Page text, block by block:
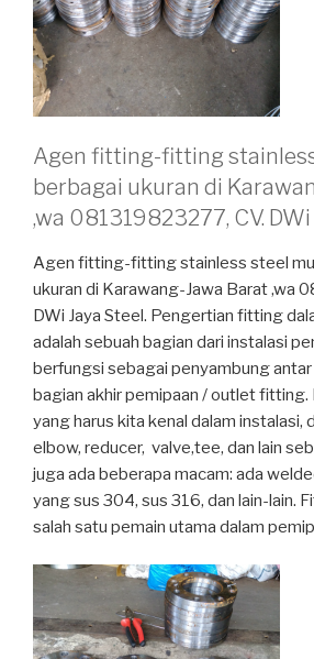
Agen fitting-fitting
berbagai ukuran di
,wa 081319823277, CV. DWi
Agen fitting-fitting stainless steel
ukuran di Karawang-Jawa Barat ,wa
DWi Jaya Steel. Pengertian fitting
adalah sebuah bagian dari instalasi
berfungsi sebagai penyambung
bagian akhir pemipaan / outlet
yang harus kita kenal dalam instalasi,
elbow, reducer, valve,tee, dan lain
juga ada beberapa macam: ada
yang sus 304, sus 316, dan lain-lain.
salah satu pemain utama dalam